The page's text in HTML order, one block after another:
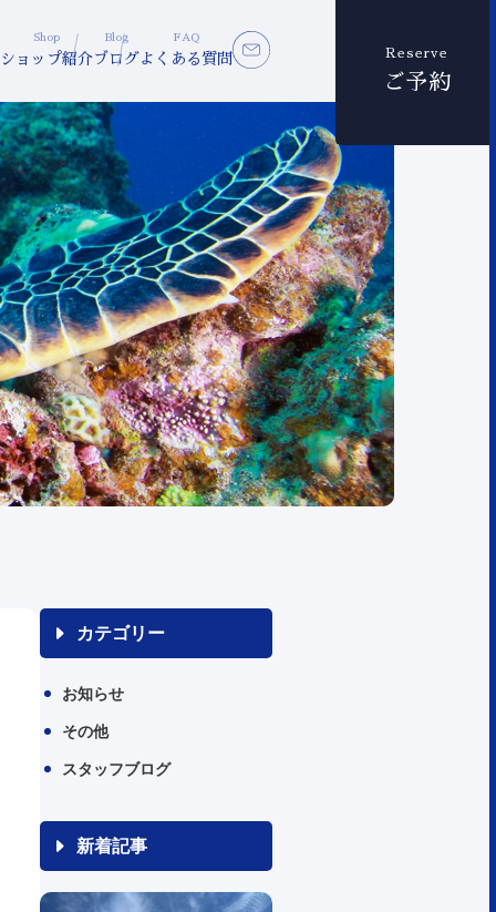
Shop
ショップ紹介
Blog
ブログ
FAQ
よくある質問 Reserve
ご予約
カテゴリー
お知らせ
その他
スタッフブログ
新着記事